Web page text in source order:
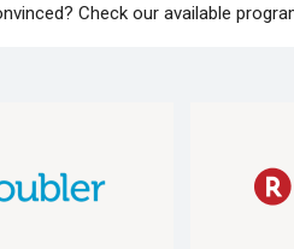
Check our available